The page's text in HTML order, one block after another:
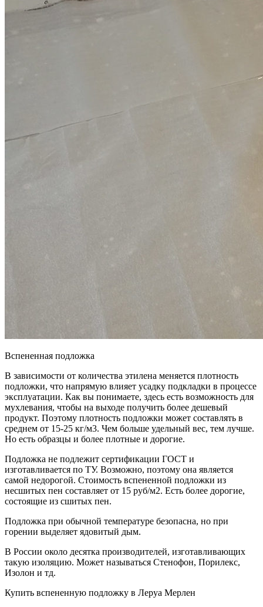
Вспененная подложка
В зависимости от количества этилена меняется плотность
подложки, что напрямую влияет усадку подкладки в процессе
эксплуатации. Как вы понимаете, здесь есть возможность для
мухлевания, чтобы на выходе получить более дешевый
продукт. Поэтому плотность подложки может составлять в
среднем от 15-25 кг/м3. Чем больше удельный вес, тем лучше.
Но есть образцы и более плотные и дорогие.
Подложка не подлежит сертификации ГОСТ и
изготавливается по ТУ. Возможно, поэтому она является
самой недорогой. Стоимость вспененной подложки из
несшитых пен составляет от 15 руб/м2. Есть более дорогие,
состоящие из сшитых пен.
Подложка при обычной температуре безопасна, но при
горении выделяет ядовитый дым.
В России около десятка производителей, изготавливающих
такую изоляцию. Может называться Стенофон, Порилекс,
Изолон и тд.
Купить вспененную подложку в Леруа Мерлен